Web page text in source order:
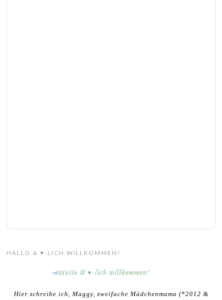
HALLO & ♥-LICH WILLKOMMEN!
Hier schreibe ich, Maggy, zweifache Mädchenmama (*2012 &